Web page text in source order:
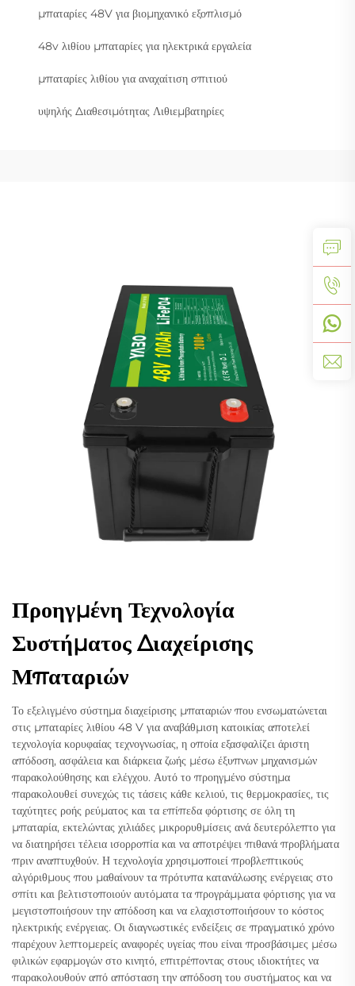
μπαταρίες 48V για βιομηχανικό εξοπλισμό
48v λιθίου μπαταρίες για ηλεκτρικά εργαλεία
μπαταρίες λιθίου για αναχαίτιση σπιτιού
υψηλής Διαθεσιμότητας Λιθιεμβατηρίες
Προηγμένη Τεχνολογία
Συστήματος Διαχείρισης
Μπαταριών
Το εξελιγμένο σύστημα διαχείρισης μπαταριών που ενσωματώνεται
στις μπαταρίες λιθίου 48 V για αναβάθμιση κατοικίας αποτελεί
τεχνολογία κορυφαίας τεχνογνωσίας, η οποία εξασφαλίζει άριστη
απόδοση, ασφάλεια και διάρκεια ζωής μέσω έξυπνων μηχανισμών
παρακολούθησης και ελέγχου. Αυτό το προηγμένο σύστημα
παρακολουθεί συνεχώς τις τάσεις κάθε κελιού, τις θερμοκρασίες, τις
ταχύτητες ροής ρεύματος και τα επίπεδα φόρτισης σε όλη τη
μπαταρία, εκτελώντας χιλιάδες μικρορυθμίσεις ανά δευτερόλεπτο για
να διατηρήσει τέλεια ισορροπία και να αποτρέψει πιθανά προβλήματα
πριν αναπτυχθούν. Η τεχνολογία χρησιμοποιεί προβλεπτικούς
αλγόριθμους που μαθαίνουν τα πρότυπα κατανάλωσης ενέργειας στο
σπίτι και βελτιστοποιούν αυτόματα τα προγράμματα φόρτισης για να
μεγιστοποιήσουν την απόδοση και να ελαχιστοποιήσουν το κόστος
ηλεκτρικής ενέργειας. Οι διαγνωστικές ενδείξεις σε πραγματικό χρόνο
παρέχουν λεπτομερείς αναφορές υγείας που είναι προσβάσιμες μέσω
φιλικών εφαρμογών στο κινητό, επιτρέποντας στους ιδιοκτήτες να
παρακολουθούν από απόσταση την απόδοση του συστήματος και να